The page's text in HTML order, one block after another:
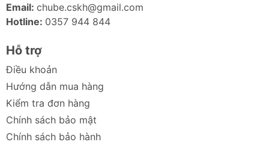
Email: chube.cskh@gmail.com
Hotline: 0357 944 844
Hỗ trợ
Điều khoản
Hướng dẫn mua hàng
Kiểm tra đơn hàng
Chính sách bảo mật
Chính sách bảo hành